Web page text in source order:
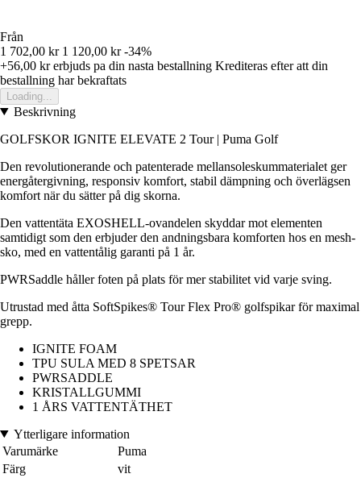
Från
1 702,00 kr 1 120,00 kr -34%
+56,00 krerbjuds pa din nasta bestallning Krediteras efter att din
bestallning har bekraftats
Loading...
Beskrivning
GOLFSKOR IGNITE ELEVATE 2 Tour | Puma Golf
Den revolutionerande och patenterade mellansoleskummaterialet ger
energåtergivning, responsiv komfort, stabil dämpning och överlägsen
komfort när du sätter på dig skorna.
Den vattentäta EXOSHELL-ovandelen skyddar mot elementen
samtidigt som den erbjuder den andningsbara komforten hos en mesh-
sko, med en vattentålig garanti på 1 år.
PWRSaddle håller foten på plats för mer stabilitet vid varje sving.
Utrustad med åtta SoftSpikes® Tour Flex Pro® golfspikar för maximal
grepp.
IGNITE FOAM
TPU SULA MED 8 SPETSAR
PWRSADDLE
KRISTALLGUMMI
1 ÅRS VATTENTÄTHET
Ytterligare information
Varumärke
Puma
Färg
vit